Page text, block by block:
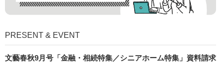
PRESENT & EVENT
文藝春秋9月号「金融・相続特集／シニアホーム特集」資料請求